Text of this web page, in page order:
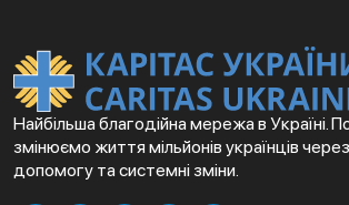
Найбільша благодійна мережа в Україні.
змінюємо життя мільйонів українців
допомогу та системні зміни.